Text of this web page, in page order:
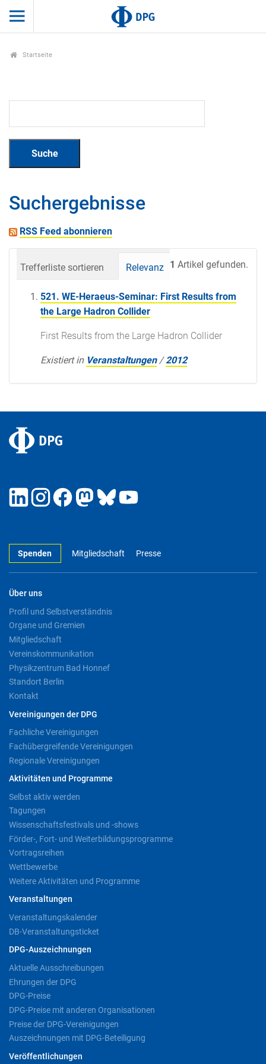
Startseite
Suchergebnisse
RSS Feed abonnieren
1 Artikel gefunden.
Trefferliste sortieren Relevanz Datum
521. WE-Heraeus-Seminar: First Results from
the Large Hadron Collider
First Results from the Large Hadron Collider
Existiert in Veranstaltungen /2012
Spenden Mitgliedschaft Presse
Über uns
Profil und Selbstverständnis
Organe und Gremien
Mitgliedschaft
Vereinskommunikation
Physikzentrum Bad Honnef
Standort Berlin
Kontakt
Vereinigungen der DPG
Fachliche Vereinigungen
Fachübergreifende Vereinigungen
Regionale Vereinigungen
Aktivitäten und Programme
Selbst aktiv werden
Tagungen
Wissenschaftsfestivals und -shows
Förder-, Fort- und Weiterbildungsprogramme
Vortragsreihen
Wettbewerbe
Weitere Aktivitäten und Programme
Veranstaltungen
Veranstaltungskalender
DB-Veranstaltungsticket
DPG-Auszeichnungen
Aktuelle Ausschreibungen
Ehrungen der DPG
DPG-Preise
DPG-Preise mit anderen Organisationen
Preise der DPG-Vereinigungen
Auszeichnungen mit DPG-Beteiligung
Veröffentlichungen